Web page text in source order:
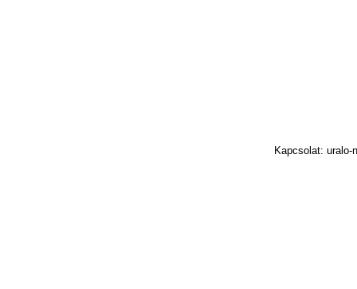
Kapcsolat: uralo-